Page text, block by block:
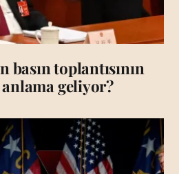
basın toplantısının
geliyor?